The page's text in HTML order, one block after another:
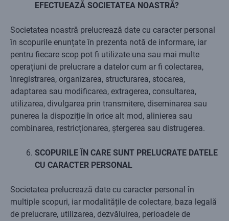
EFECTUEAZĂ SOCIETATEA NOASTRĂ?
Societatea noastră prelucrează date cu caracter personal
în scopurile enunțate în prezenta notă de informare, iar
pentru fiecare scop pot fi utilizate una sau mai multe
operațiuni de prelucrare a datelor cum ar fi colectarea,
înregistrarea, organizarea, structurarea, stocarea,
adaptarea sau modificarea, extragerea, consultarea,
utilizarea, divulgarea prin transmitere, diseminarea sau
punerea la dispoziție în orice alt mod, alinierea sau
combinarea, restricționarea, ștergerea sau distrugerea.
SCOPURILE ÎN CARE SUNT PRELUCRATE DATELE
CU CARACTER PERSONAL
Societatea prelucrează date cu caracter personal în
multiple scopuri, iar modalitățile de colectare, baza legală
de prelucrare, utilizarea, dezvăluirea, perioadele de